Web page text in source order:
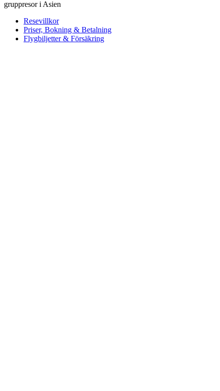
gruppresor i Asien
Resevillkor
Priser, Bokning & Betalning
Flygbiljetter & Försäkring